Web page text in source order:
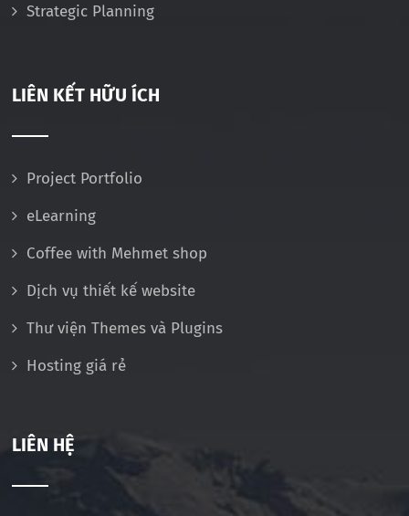
Strategic Planning
LIÊN KẾT HỮU ÍCH
Project Portfolio
eLearning
Coffee with Mehmet shop
Dịch vụ thiết kế website
Thư viện Themes và Plugins
Hosting giá rẻ
LIÊN HỆ